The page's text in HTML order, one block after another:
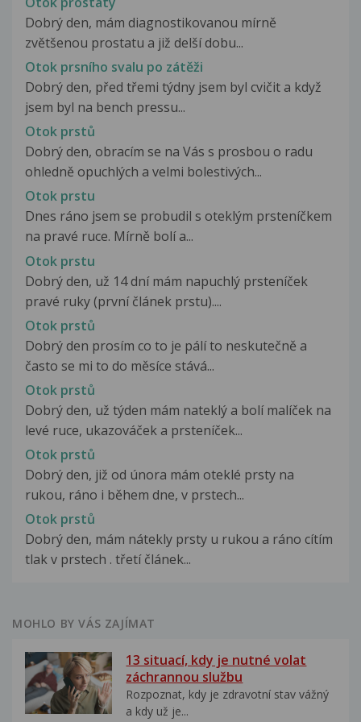
Dobrý den, mám diagnostikovanou mírně
zvětšenou prostatu a již delší dobu...
Otok prsního svalu po zátěži
Dobrý den, před třemi týdny jsem byl cvičit a když
jsem byl na bench pressu...
Otok prstů
Dobrý den, obracím se na Vás s prosbou o radu
ohledně opuchlých a velmi bolestivých...
Otok prstu
Dnes ráno jsem se probudil s oteklým prsteníčkem
na pravé ruce. Mírně bolí a...
Otok prstu
Dobrý den, už 14 dní mám napuchlý prsteníček
pravé ruky (první článek prstu)....
Otok prstů
Dobrý den prosím co to je pálí to neskutečně a
často se mi to do měsíce stává...
Otok prstů
Dobrý den, už týden mám nateklý a bolí malíček na
levé ruce, ukazováček a prsteníček...
Otok prstů
Dobrý den, již od února mám oteklé prsty na
rukou, ráno i během dne, v prstech...
Otok prstů
Dobrý den, mám nátekly prsty u rukou a ráno cítím
tlak v prstech . třetí článek...
MOHLO BY VÁS ZAJÍMAT
13 situací, kdy je nutné volat
záchrannou službu
Rozpoznat, kdy je zdravotní stav vážný
a kdy už je...